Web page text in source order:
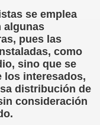
se emplea
algunas
pues las
como
sino que se
los interesados,
distribución de
consideración
(editora
Ceguera o
Puente)